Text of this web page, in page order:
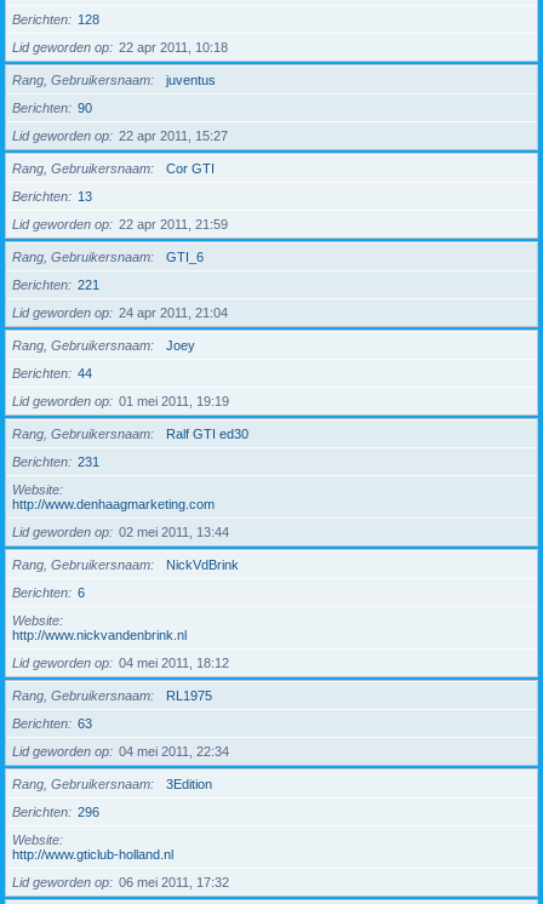
Berichten
128
Lid geworden op
22 apr 2011, 10:18
Rang, Gebruikersnaam
juventus
Berichten
90
Lid geworden op
22 apr 2011, 15:27
Rang, Gebruikersnaam
Cor GTI
Berichten
13
Lid geworden op
22 apr 2011, 21:59
Rang, Gebruikersnaam
GTI_6
Berichten
221
Lid geworden op
24 apr 2011, 21:04
Rang, Gebruikersnaam
Joey
Berichten
44
Lid geworden op
01 mei 2011, 19:19
Rang, Gebruikersnaam
Ralf GTI ed30
Berichten
231
Website
http://www.denhaagmarketing.com
Lid geworden op
02 mei 2011, 13:44
Rang, Gebruikersnaam
NickVdBrink
Berichten
6
Website
http://www.nickvandenbrink.nl
Lid geworden op
04 mei 2011, 18:12
Rang, Gebruikersnaam
RL1975
Berichten
63
Lid geworden op
04 mei 2011, 22:34
Rang, Gebruikersnaam
3Edition
Berichten
296
Website
http://www.gticlub-holland.nl
Lid geworden op
06 mei 2011, 17:32